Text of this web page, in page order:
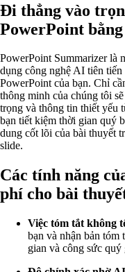
Đi thẳng vào
PowerPoint
PowerPoint Summarizer là
dụng công nghệ AI tiên
PowerPoint của bạn. Chỉ
thông minh của chúng tôi
trọng và thông tin thiết yếu
bạn tiết kiệm thời gian quý
dung cốt lõi của bài thuyết
slide.
Các tính năng
phí cho bài
Việc tóm tắt không
bạn và nhận bản tóm
gian và công sức quý